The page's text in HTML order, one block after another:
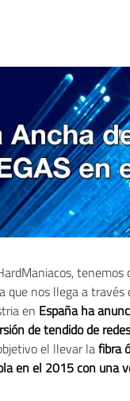
tenemos
que nos llega a través
en España ha
de tendido de
el llevar lafibra
en el 2015 con una